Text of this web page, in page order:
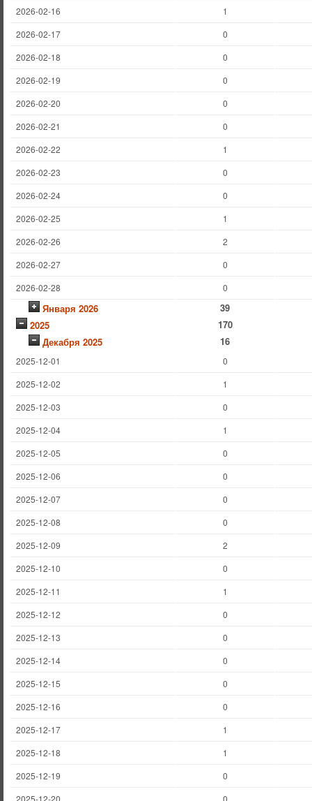
2026-02-16
1
2026-02-17
0
2026-02-18
0
2026-02-19
0
2026-02-20
0
2026-02-21
0
2026-02-22
1
2026-02-23
0
2026-02-24
0
2026-02-25
1
2026-02-26
2
2026-02-27
0
2026-02-28
0
Января 2026
39
2025
170
Декабря 2025
16
2025-12-01
0
2025-12-02
1
2025-12-03
0
2025-12-04
1
2025-12-05
0
2025-12-06
0
2025-12-07
0
2025-12-08
0
2025-12-09
2
2025-12-10
0
2025-12-11
1
2025-12-12
0
2025-12-13
0
2025-12-14
0
2025-12-15
0
2025-12-16
0
2025-12-17
1
2025-12-18
1
2025-12-19
0